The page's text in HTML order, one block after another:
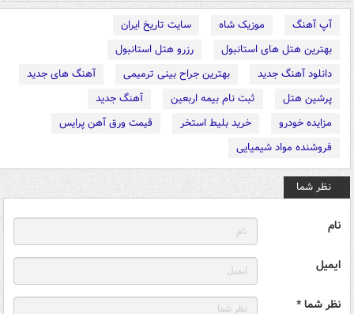
آپ آهنگ موزیک شاه
سایت تاریخ ایران
بهترین هتل های استانبول
رزرو هتل استانبول
دانلود آهنگ جدید
بهترین جراح بینی ترمیمی
آهنگ های جدید
پرشین هتل
ثبت نام بیمه اربعین
آهنگ جدید
مزایده خودرو
خرید بلیط استخر
قیمت ورق آهن پرایس
فروشنده مواد شیمیایی
نظر شما
نام
ایمیل
نظر شما *